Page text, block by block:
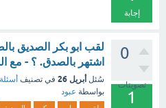
إجابة
0
تصويتات
1
لقب ابو بكر الصديق
اشتهر بالصدق. ؟ - مع
سُئل أبريل 26 في تصنيف
بواسطة عبود